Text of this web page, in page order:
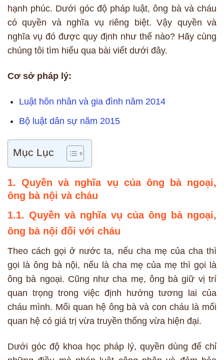
hạnh phúc. Dưới góc độ pháp luật, ông bà và cháu
có quyền và nghĩa vụ riêng biệt. Vậy quyền và
nghĩa vụ đó được quy định như thế nào? Hãy cùng
chúng tôi tìm hiểu qua bài viết dưới đây.
Cơ sở pháp lý:
Luật hôn nhân và gia đình năm 2014
Bộ luật dân sự năm 2015
Mục Lục
1. Quyền và nghĩa vụ của ông bà ngoại,
ông bà nội và cháu
1.1. Quyền và nghĩa vụ của ông bà ngoại,
ông bà nội đối với cháu
Theo cách gọi ở nước ta, nếu cha mẹ của cha thì
gọi là ông bà nội, nếu là cha mẹ của mẹ thì gọi là
ông bà ngoại. Cũng như cha mẹ, ông bà giữ vị trí
quan trọng trong việc định hướng tương lai của
cháu mình. Mối quan hệ ông bà và con cháu là mối
quan hệ có giá trị vừa truyền thống vừa hiện đại.
Dưới góc độ khoa học pháp lý, quyền dùng để chỉ